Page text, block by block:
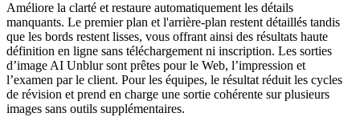
Améliore la clarté et restaure automatiquement les détails
manquants. Le premier plan et l'arrière-plan restent détaillés tandis
que les bords restent lisses, vous offrant ainsi des résultats haute
définition en ligne sans téléchargement ni inscription. Les sorties
d’image AI Unblur sont prêtes pour le Web, l’impression et
l’examen par le client. Pour les équipes, le résultat réduit les cycles
de révision et prend en charge une sortie cohérente sur plusieurs
images sans outils supplémentaires.